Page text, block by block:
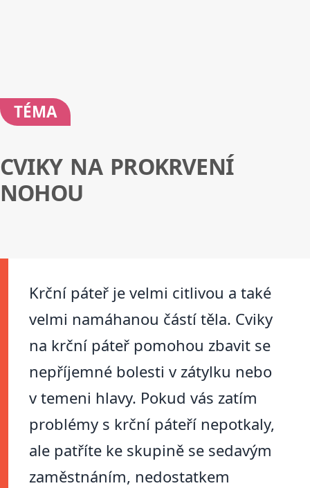
TÉMA
CVIKY NA PROKRVENÍ
NOHOU
Krční páteř je velmi citlivou a také
velmi namáhanou částí těla. Cviky
na krční páteř pomohou zbavit se
nepříjemné bolesti v zátylku nebo
v temeni hlavy. Pokud vás zatím
problémy s krční páteří nepotkaly,
ale patříte ke skupině se sedavým
zaměstnáním, nedostatkem